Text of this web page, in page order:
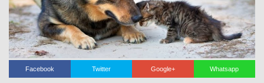
Facebook Twitter Google+ Whatsapp
KÜNYE
İLETİŞİM